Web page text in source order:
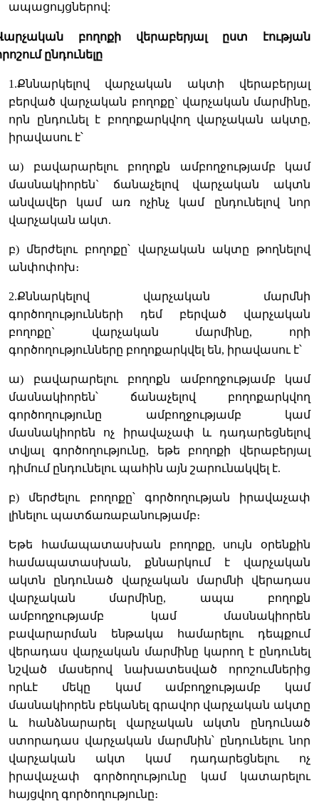
ապացույցներով:
բողոքի վերաբերյալ ըստ էության
ընդունելը
1.Քննարկելով վարչական ակտի վերաբերյալ
բերված վարչական բողոքը` վարչական մարմինը,
որն ընդունել է բողոքարկվող վարչական ակտը,
իրավասու է՝
ա) բավարարելու բողոքն ամբողջությամբ կամ
մասնակիորեն` ճանաչելով վարչական ակտն
անվավեր կամ առ ոչինչ կամ ընդունելով նոր
վարչական ակտ.
բ) մերժելու բողոքը՝ վարչական ակտը թողնելով
անփոփոխ։
2.Քննարկելով վարչական մարմնի
գործողությունների դեմ բերված վարչական
բողոքը` վարչական մարմինը, որի
գործողությունները բողոքարկվել են, իրավասու է՝
ա) բավարարելու բողոքն ամբողջությամբ կամ
մասնակիորեն՝ ճանաչելով բողոքարկվող
գործողությունը ամբողջությամբ կամ
մասնակիորեն ոչ իրավաչափ և դադարեցնելով
տվյալ գործողությունը, եթե բողոքի վերաբերյալ
դիմում ընդունելու պահին այն շարունակվել է.
բ) մերժելու բողոքը՝ գործողության իրավաչափ
լինելու պատճառաբանությամբ։
Եթե համապատասխան բողոքը, սույն օրենքին
համապատասխան, քննարկում է վարչական
ակտն ընդունած վարչական մարմնի վերադաս
վարչական մարմինը, ապա բողոքն
ամբողջությամբ կամ մասնակիորեն
բավարարման ենթակա համարելու դեպքում
վերադաս վարչական մարմինը կարող է ընդունել
նշված մասերով նախատեսված որոշումներից
որևէ մեկը կամ ամբողջությամբ կամ
մասնակիորեն բեկանել գրավոր վարչական ակտը
և հանձնարարել վարչական ակտն ընդունած
ստորադաս վարչական մարմնին՝ ընդունելու նոր
վարչական ակտ կամ դադարեցնելու ոչ
իրավաչափ գործողությունը կամ կատարելու
հայցվող գործողությունը։